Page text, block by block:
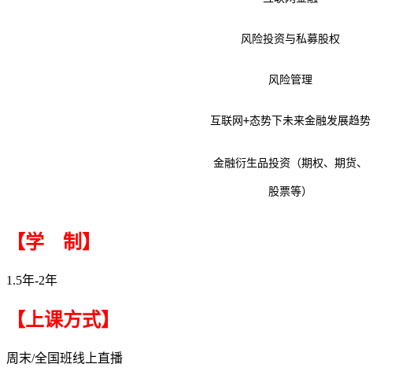
风险投资与私募股权
风险管理
互联网 +态势下未来金融发展趋势
金融衍生品投资 （期权、期货、
股票等）
【学 制】
1.5年-2年
【上课方式】
周末/全国班线上直播